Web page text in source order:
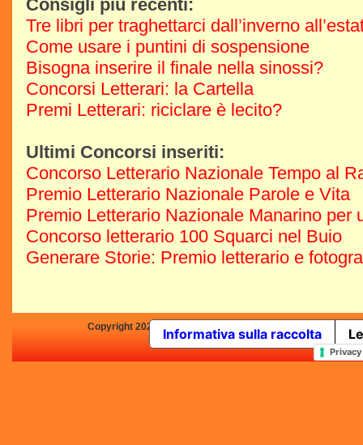
Consigli più recenti:
Tre libri per traghettarci dall’inverno
Come usare i puntini di sospensione
Bisogna inserire il finale nella sinossi?
Concorsi Letterari: la Cartella
Premi Letterari: riciclare è lecito?
Ultimi Concorsi inseriti:
Concorso Letterario Nazionale Tempo al
Premio Letterario Nazionale Parole e Vita
Premio Letterario Nazionale Manarino per
Concorso letterario 100 Squarci nel Buio
Generare Storie: Premio letterario e
Copyright 2025 by Concorsi-Letterari.it - P.IVA
In qualità di Affiliato
Informativa sulla raccolta